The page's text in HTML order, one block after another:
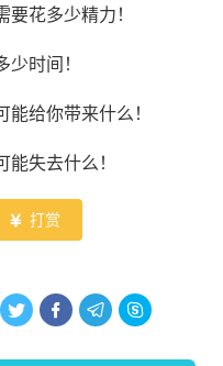
花多少精力 ！
时间！
给你带来什么！
失去什么 ！
 打赏
   